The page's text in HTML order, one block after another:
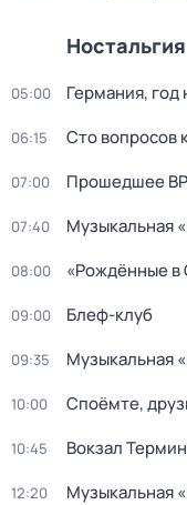
Ностальгия
05:00 Германия, год
06:15 Сто вопросов
07:00 Прошедшее
07:40 Музыкальная
08:00 «Рождённые в
09:00 Блеф-клуб
09:35 Музыкальная
10:00 Споёмте,
10:45 Вокзал
12:20 Музыкальная